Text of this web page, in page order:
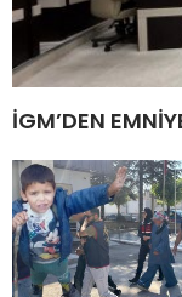
İGM’DEN